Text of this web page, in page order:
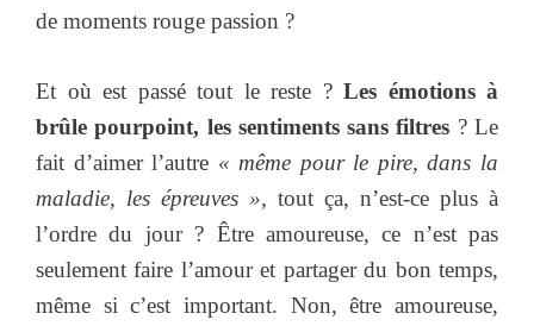
de moments rouge passion ?
Et où est passé tout le reste ? Les émotions à
brûle pourpoint, les sentiments sans filtres ? Le
fait d’aimer l’autre « même pour le pire, dans la
maladie, les épreuves », tout ça, n’est-ce plus à
l’ordre du jour ? Être amoureuse, ce n’est pas
seulement faire l’amour et partager du bon temps,
même si c’est important. Non, être amoureuse,